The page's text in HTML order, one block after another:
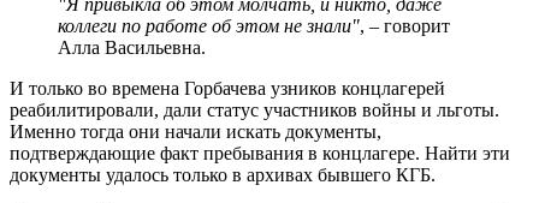
коллеги по работе об этом не знали", – говорит
Алла Васильевна.
И только во времена Горбачева узников концлагерей
реабилитировали, дали статус участников войны и льготы.
Именно тогда они начали искать документы,
подтверждающие факт пребывания в концлагере. Найти эти
документы удалось только в архивах бывшего КГБ.